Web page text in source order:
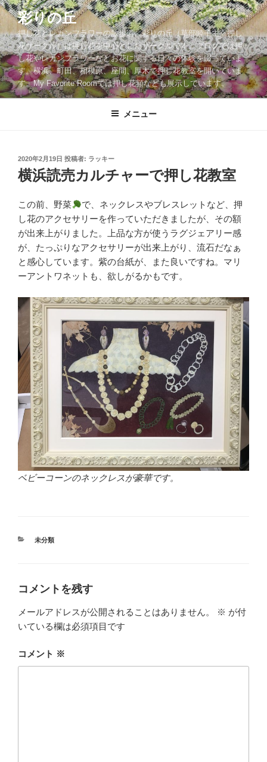
コ
ン
テ
ン
ツ
へ
ス
彩りの丘
押し花とレカンフラワーの散歩道。彩りの丘（草部睦子主宰押し
花サークル）は押し花を中心としたサークルです。ブログでは押
し花やレカンフラワーなどお花に関する日々の体験を綴っていま
す。横浜、町田、相模原、座間、厚木で押し花教室を開いていま
す。My Favorite Roomでは押し花額なども展示しています。
メニュー
投
稿
日:
2020年2月19日 投稿者: ラッキー
横浜読売カルチャーで押し花教室
この前、野菜
で、ネックレスやブレスレットなど、押
し花のアクセサリーを作っていただきましたが、その額
が出来上がりました。上品な方が使うラグジェアリー感
が、たっぷりなアクセサリーが出来上がり、流石だなぁ
と感心しています。紫の台紙が、また良いですね。マリ
ーアントワネットも、欲しがるかもです。
ベビーコーンのネックレスが豪華です。
カ
未分類
コメントを残す
メールアドレスが公開されることはありません。 ※ が付
いている欄は必須項目です
コメント ※